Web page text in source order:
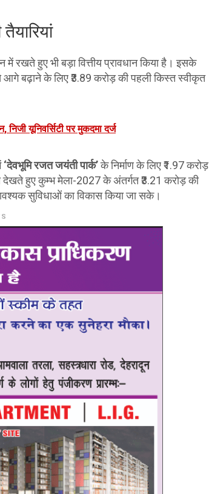
रखते हुए भी बड़ा वित्तीय प्रावधान किया है। इसके
बढ़ाने के लिए ₹3.89 करोड़ की पहली किस्त स्वीकृत
यूनिवर्सिटी पर मुकदमा दर्ज
‘देवभूमि रजत जयंती पार्क’के निर्माण के लिए ₹1.97 करोड़
देखते हुए कुम्भ मेला-2027 के अंतर्गत ₹3.21 करोड़ की
सुविधाओं का विकास किया जा सके।